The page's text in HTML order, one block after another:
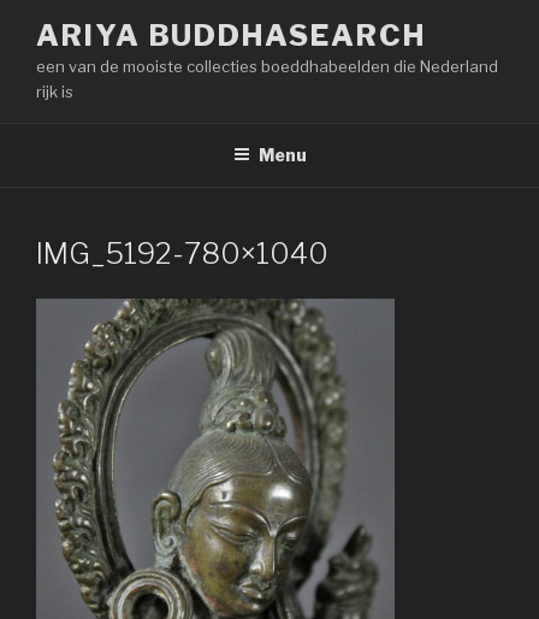
inhoud
springen
ARIYA BUDDHASEARCH
een van de mooiste collecties boeddhabeelden die Nederland
rijk is
Menu
IMG_5192-780×1040